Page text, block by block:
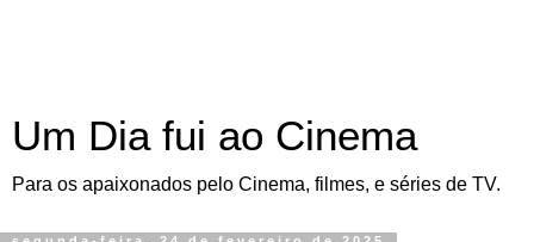
Um Dia fui ao Cinema
Para os apaixonados pelo Cinema, filmes, e séries de TV.